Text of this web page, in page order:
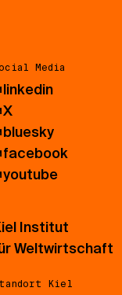
Media
linkedin
X
bluesky
facebook
youtube
Institut
Weltwirtschaft
Kiel